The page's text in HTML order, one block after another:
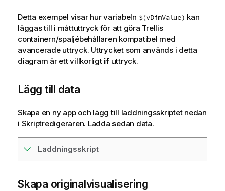
Detta exempel visar hur variabeln $(vDimValue) kan
läggas till i måttuttryck för att göra Trellis
containern/spaljébehållaren kompatibel med
avancerade uttryck. Uttrycket som används i detta
diagram är ett villkorligt ifuttryck.
Lägg till data
Skapa en ny app och lägg till laddningsskriptet nedan
i Skriptredigeraren. Ladda sedan data.
Laddningsskript
Skapa originalvisualisering